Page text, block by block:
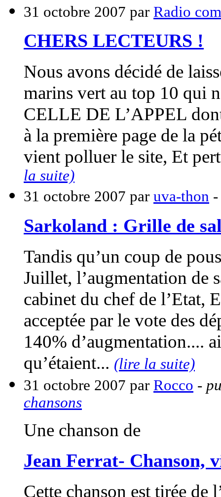
31 octobre 2007 par Radio
CHERS LECTEURS !
Nous avons décidé de
marins vert au top 10 qui
CELLE DE L’APPEL
à la première page de la
vient polluer le site, Et
la suite)
31 octobre 2007 par uva-thon
Sarkoland : Grille de
Tandis qu’un coup de
Juillet, l’augmentation de
cabinet du chef de l’Etat,
acceptée par le vote des
140% d’augmentation....
qu’étaient... (lire la suite)
31 octobre 2007 par Rocco -
chansons
Une chanson de
Jean Ferrat- Chanson,
Cette chanson est tirée de